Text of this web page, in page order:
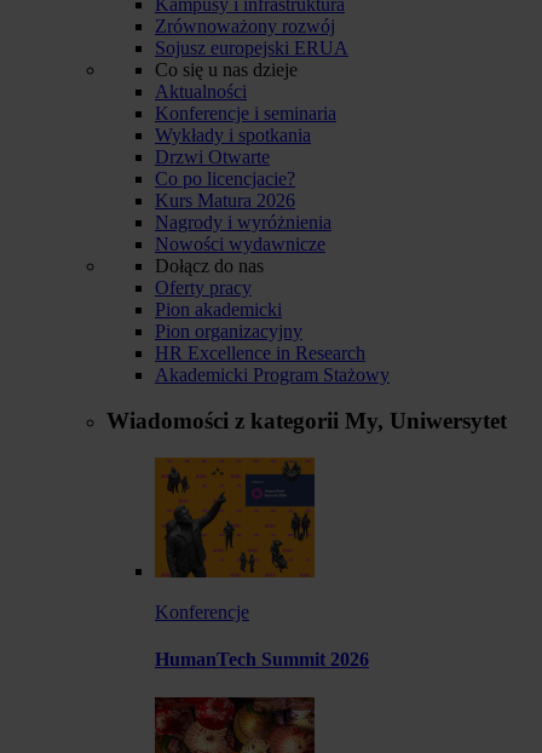
Zrównoważony rozwój
Sojusz europejski ERUA
Co się u nas dzieje
Aktualności
Konferencje i seminaria
Wykłady i spotkania
Drzwi Otwarte
Co po licencjacie?
Kurs Matura 2026
Nagrody i wyróżnienia
Nowości wydawnicze
Dołącz do nas
Oferty pracy
Pion akademicki
Pion organizacyjny
HR Excellence in Research
Akademicki Program Stażowy
Wiadomości z kategorii My, Uniwersytet
Konferencje
HumanTech Summit 2026